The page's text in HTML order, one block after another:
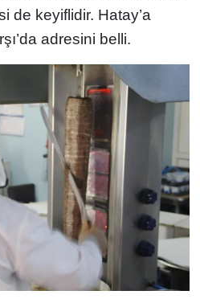
de keyiflidir. Hatay’a
adresini belli.